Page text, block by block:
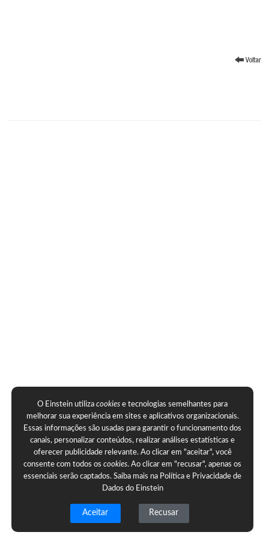
O Einstein utilizacookies e tecnologias semelhantes para
melhorar sua experiência em sites e aplicativos organizacionais.
Essas informações são usadas para garantir o funcionamento dos
canais, personalizar conteúdos, realizar análises estatísticas e
oferecer publicidade relevante. Ao clicar em "aceitar", você
consente com todos oscookies. Ao clicar em "recusar", apenas os
essenciais serão captados. Saiba mais na Política e Privacidade de
Dados do Einstein
Aceitar Recusar